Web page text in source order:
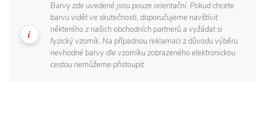
Barvy zde uvedené jsou pouze orientační. Pokud chcete
barvu vidět ve skutečnosti, doporučujeme navštívit
některého z našich obchodních partnerů a vyžádat si
fyzický vzorník. Na případnou reklamaci z důvodu výběru
nevhodné barvy dle vzorníku zobrazeného elektronickou
cestou nemůžeme přistoupit.